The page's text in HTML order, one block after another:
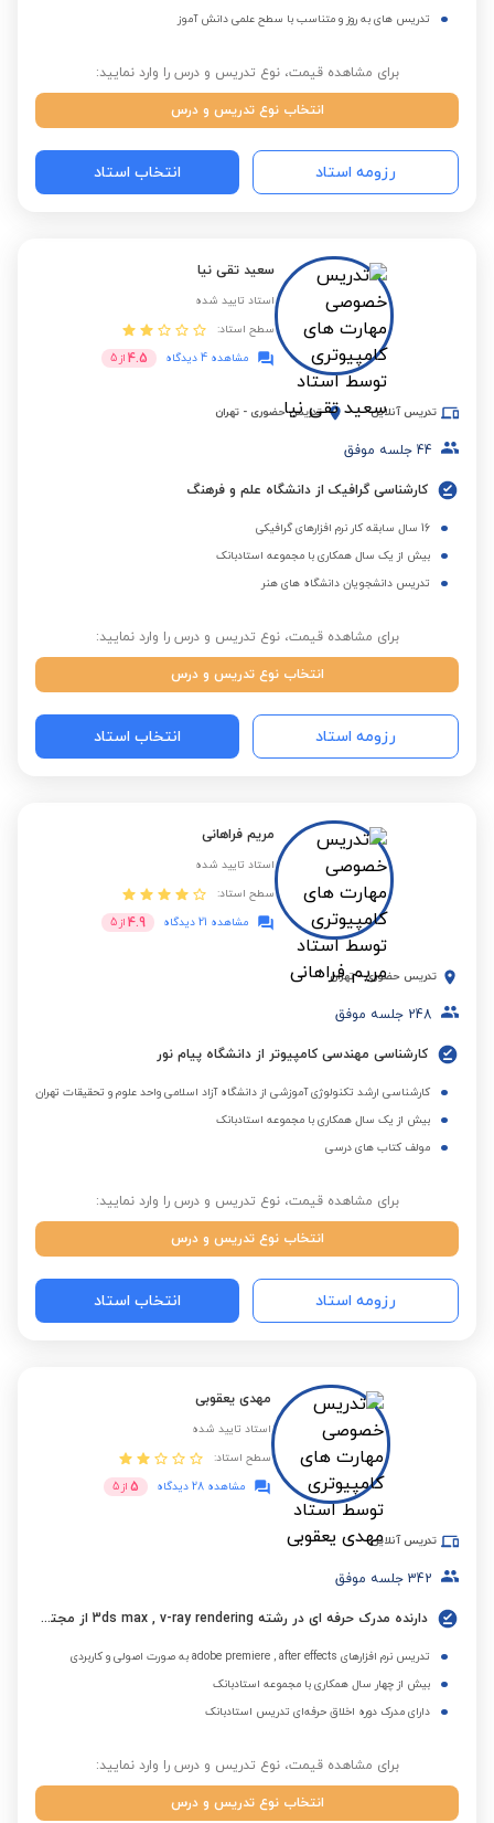
تدریس های به روز و متناسب با سطح علمی دانش آموز
برای مشاهده قیمت، نوع تدریس و درس را وارد نمایید:
انتخاب نوع تدریس و درس
رزومه استاد انتخاب استاد
سعید تقی نیا
استاد تایید شده
سطح استاد:
مشاهده 4 دیدگاه
4.5 از 5
تدریس آنلاین تدریس حضوری - تهران
44 جلسه موفق
کارشناسی گرافیک از دانشگاه علم و فرهنگ
16 سال سابقه کار نرم افزارهای گرافیکی
بیش از یک سال همکاری با مجموعه استادبانک
تدریس دانشجویان دانشگاه های هنر
برای مشاهده قیمت، نوع تدریس و درس را وارد نمایید:
انتخاب نوع تدریس و درس
رزومه استاد انتخاب استاد
مریم فراهانی
استاد تایید شده
سطح استاد:
مشاهده 21 دیدگاه
4.9 از 5
تدریس حضوری - تهران
248 جلسه موفق
کارشناسی مهندسی کامپیوتر از دانشگاه پیام نور
کارشناسی ارشد تکنولوژی آموزشی از دانشگاه آزاد اسلامی واحد علوم و تحقیقات تهران
بیش از یک سال همکاری با مجموعه استادبانک
مولف کتاب های درسی
برای مشاهده قیمت، نوع تدریس و درس را وارد نمایید:
انتخاب نوع تدریس و درس
رزومه استاد انتخاب استاد
مهدی یعقوبی
استاد تایید شده
سطح استاد:
مشاهده 28 دیدگاه
5 از 5
تدریس آنلاین
342 جلسه موفق
دارنده مدرک حرفه ای در رشته 3ds max , v-ray rendering از مجتمع فنی تهران
تدریس نرم افزارهای adobe premiere , after effects به صورت اصولی و کاربردی
بیش از چهار سال همکاری با مجموعه استادبانک
دارای مدرک دوره اخلاق حرفه‌ای تدریس استادبانک
برای مشاهده قیمت، نوع تدریس و درس را وارد نمایید:
انتخاب نوع تدریس و درس